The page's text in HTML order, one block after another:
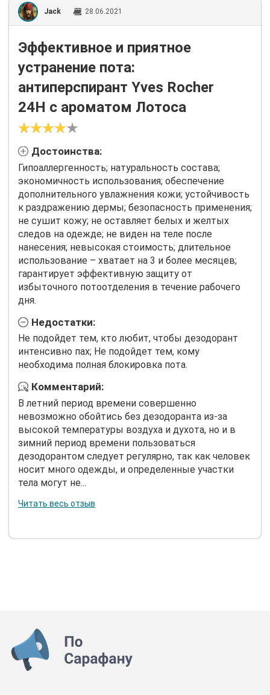
Jack 28.06.2021
Эффективное и приятное
устранение пота:
антиперспирант Yves Rocher
24H с ароматом Лотоса
Достоинства:
Гипоаллергенность; натуральность состава;
экономичность использования; обеспечение
дополнительного увлажнения кожи; устойчивость
к раздражению дермы; безопасность применения;
не сушит кожу; не оставляет белых и желтых
следов на одежде; не виден на теле после
нанесения; невысокая стоимость; длительное
использование – хватает на 3 и более месяцев;
гарантирует эффективную защиту от
избыточного потоотделения в течение рабочего
дня.
Недостатки:
Не подойдет тем, кто любит, чтобы дезодорант
интенсивно пах; Не подойдет тем, кому
необходима полная блокировка пота.
Комментарий:
В летний период времени совершенно
невозможно обойтись без дезодоранта из-за
высокой температуры воздуха и духота, но и в
зимний период времени пользоваться
дезодорантом следует регулярно, так как человек
носит много одежды, и определенные участки
тела могут не...
Читать весь отзыв